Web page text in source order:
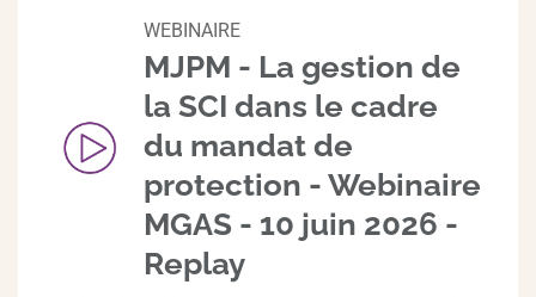
WEBINAIRE
MJPM - La gestion de
la SCI dans le cadre
du mandat de
protection - Webinaire
MGAS - 10 juin 2026 -
Replay